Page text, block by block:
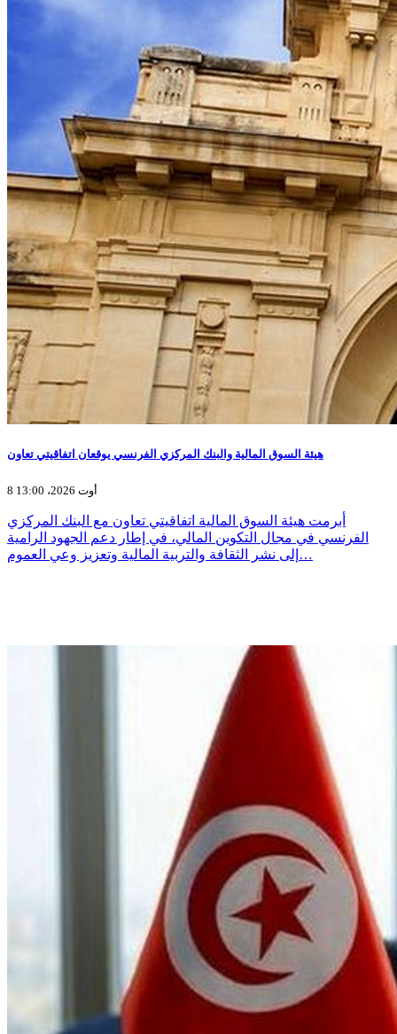
هيئة السوق المالية والبنك المركزي الفرنسي يوقعان اتفاقيتي تعاون
8 أوت 2026، 13:00
أبرمت هيئة السوق المالية اتفاقيتي تعاون مع البنك المركزي
الفرنسي في مجال التكوين المالي، في إطار دعم الجهود الرامية
إلى نشر الثقافة والتربية المالية وتعزيز وعي العموم…